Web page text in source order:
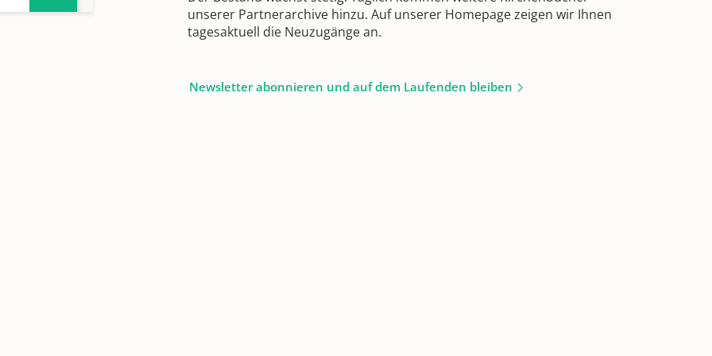
unserer Partnerarchive hinzu. Auf unserer Homepage zeigen wir Ihnen
tagesaktuell die Neuzugänge an.
Newsletter abonnieren und auf dem Laufenden bleiben